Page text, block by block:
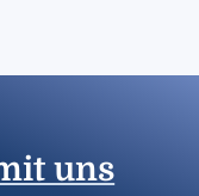
uns